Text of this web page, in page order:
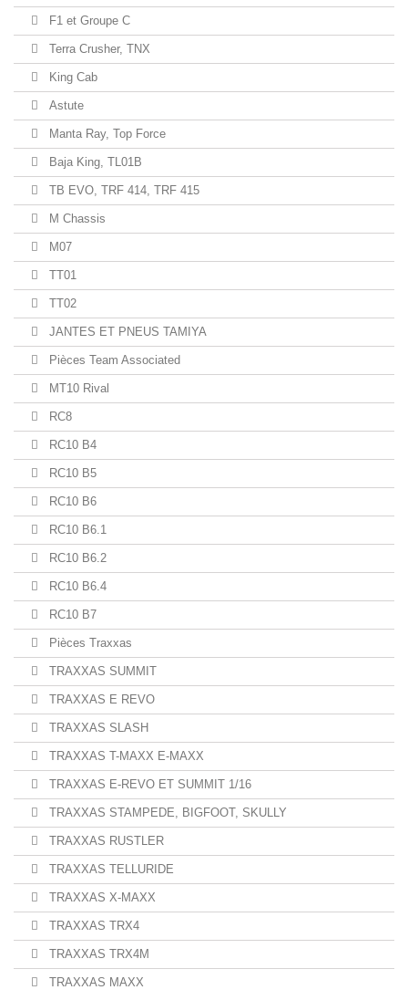
F1 et Groupe C
Terra Crusher, TNX
King Cab
Astute
Manta Ray, Top Force
Baja King, TL01B
TB EVO, TRF 414, TRF 415
M Chassis
M07
TT01
TT02
JANTES ET PNEUS TAMIYA
Pièces Team Associated
MT10 Rival
RC8
RC10 B4
RC10 B5
RC10 B6
RC10 B6.1
RC10 B6.2
RC10 B6.4
RC10 B7
Pièces Traxxas
TRAXXAS SUMMIT
TRAXXAS E REVO
TRAXXAS SLASH
TRAXXAS T-MAXX E-MAXX
TRAXXAS E-REVO ET SUMMIT 1/16
TRAXXAS STAMPEDE, BIGFOOT, SKULLY
TRAXXAS RUSTLER
TRAXXAS TELLURIDE
TRAXXAS X-MAXX
TRAXXAS TRX4
TRAXXAS TRX4M
TRAXXAS MAXX